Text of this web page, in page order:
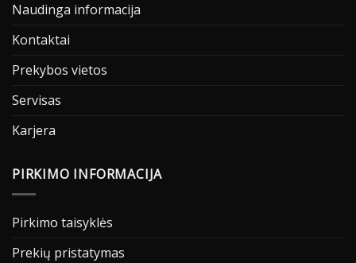
Naudinga informacija
Kontaktai
Prekybos vietos
Servisas
Karjera
PIRKIMO INFORMACIJA
Pirkimo taisyklės
Prekių pristatymas